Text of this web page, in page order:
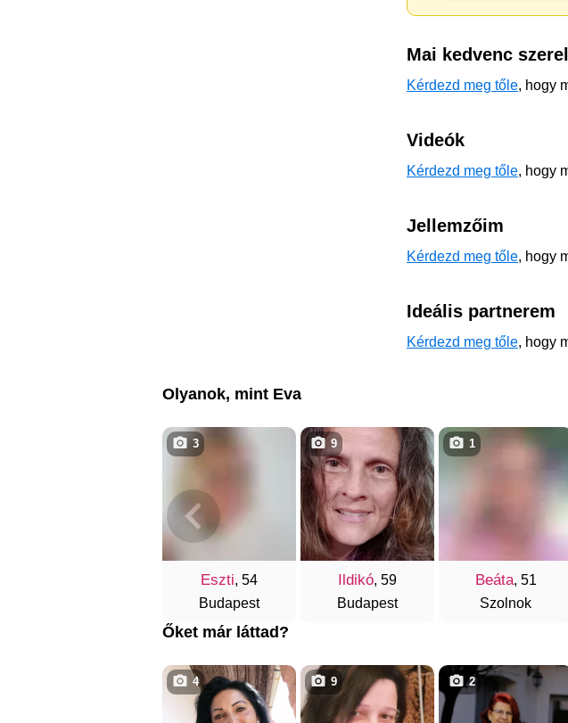
Mai kedvenc
Kérdezd meg tőle, hogy
Videók
Kérdezd meg tőle, hogy
Jellemzőim
Kérdezd meg tőle, hogy
Ideális partnerem
Kérdezd meg tőle, hogy
Olyanok, mint Eva
Eszti, 54
Budapest
3
Ildikó, 59
Budapest
9
Beáta, 51
Szolnok
1
Őket már láttad?
4 9 2